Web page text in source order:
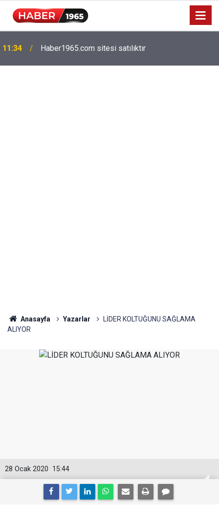
11:34 Haber1965.com sitesi satılıktır
15:52
hesaplarda
Anasayfa Yazarlar
LİDER KOLTUĞUNU SAĞLAMA
ALIYOR
15:44
28 Ocak 2020